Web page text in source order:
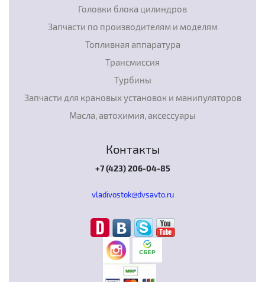
Головки блока цилиндров
Запчасти по производителям и моделям
Топливная аппаратура
Трансмиссия
Турбины
Запчасти для крановых установок и манипуляторов
Масла, автохимия, аксессуары
Контакты
+7 (423) 206-04-85
vladivostok@dvsavto.ru